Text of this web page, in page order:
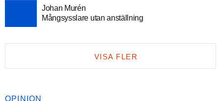
Johan Murén
Mångsysslare utan anställning
VISA FLER
OPINION